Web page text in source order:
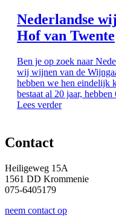
Nederlandse
Hof van Twente
Ben je op zoek naar
wij wijnen van de
hebben we hen eindelijk
bestaat al 20 jaar, hebben
Lees verder
Contact
Heiligeweg 15A
1561 DD Krommenie
075-6405179
neem contact op